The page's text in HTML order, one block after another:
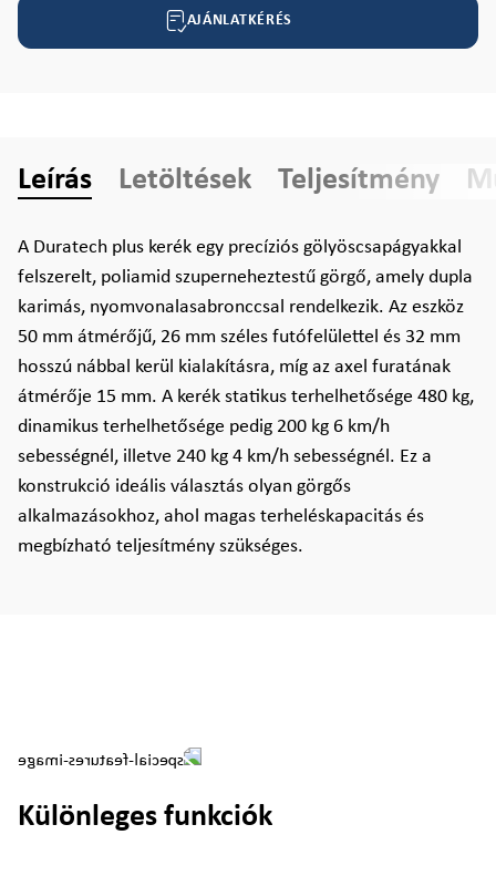
AJÁNLATKÉRÉS
Leírás Letöltések Teljesítmény
A Duratech plus kerék egy precíziós gölyöscsapágyakkal
felszerelt, poliamid szuperneheztestű görgő, amely dupla
karimás, nyomvonalasabronccsal rendelkezik. Az eszköz
50 mm átmérőjű, 26 mm széles futófelülettel és 32 mm
hosszú nábbal kerül kialakításra, míg az axel furatának
átmérője 15 mm. A kerék statikus terhelhetősége 480 kg,
dinamikus terhelhetősége pedig 200 kg 6 km/h
sebességnél, illetve 240 kg 4 km/h sebességnél. Ez a
konstrukció ideális választás olyan görgős
alkalmazásokhoz, ahol magas terheléskapacitás és
megbízható teljesítmény szükséges.
Különleges funkciók